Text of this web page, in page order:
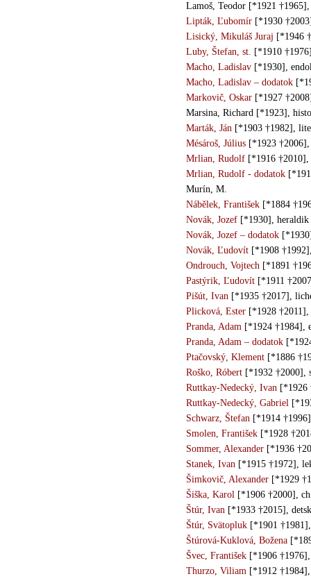
Lamoš, Teodor [*1921
Lipták, Ľubomír [*1930
Lisický, Mikuláš Juraj [*1946
Luby, Štefan, st. [*1910
Macho, Ladislav [*1930],
Macho, Ladislav – dodatok
Markovič, Oskar [*1927
Marsina, Richard [*1923],
Marták, Ján [*1903 †1982],
Mésároš, Július [*1923
Mrlian, Rudolf [*1916 †2010],
Mrlian, Rudolf - dodatok
Murín, M.
Nábělek, František [*1884
Novák, Jozef [*1930], heraldik
Novák, Jozef – dodatok
Novák, Ľudovít [*1908
Ondrouch, Vojtech [*1891
Pastýrik, Ľudovít [*1911
Pišút, Ivan [*1935 †2017],
Plicková, Ester [*1928 †2011],
Pranda, Adam [*1924 †1984],
Pranda, Adam – dodatok
Ptačovský, Klement [*1886
Roško, Róbert [*1932 †2000],
Ruttkay-Nedecký, Ivan [*1926
Ruttkay-Nedecký, Gabriel
Schwarz, Štefan [*1914
Smolen, František [*1928
Sommer, Alexander [*1936
Stanek, Ivan [*1915 †1972],
Šimkovič, Alexander [*1929
Šiška, Karol [*1906 †2000],
Štúr, Ivan [*1933 †2015],
Štúr, Svätopluk [*1901
Štúrová-Kuklová, Božena
Švec, František [*1906
Thurzo, Viliam [*1912